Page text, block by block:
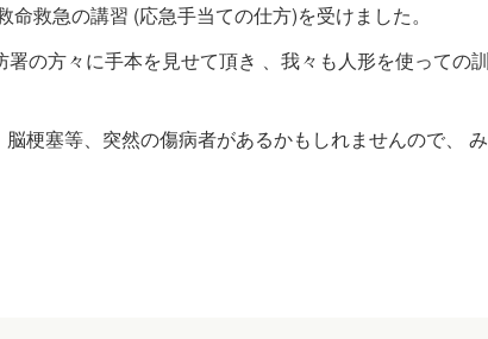
救急の講習 (応急手当ての仕方)を受けました。
の方々に手本を見せて頂き 、我々も人形を使っての
梗塞等、突然の傷病者があるかもしれませんので、